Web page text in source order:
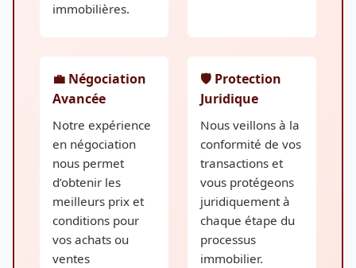
immobilières.
💼 Négociation
Avancée
Notre expérience
en négociation
nous permet
d’obtenir les
meilleurs prix et
conditions pour
vos achats ou
ventes
🛡️ Protection
Juridique
Nous veillons à la
conformité de vos
transactions et
vous protégeons
juridiquement à
chaque étape du
processus
immobilier.